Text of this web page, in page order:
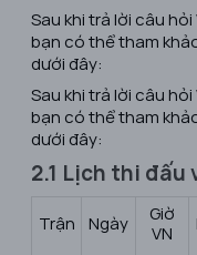
Sau khi trả lời câu
bạn có thể tham
dưới đây:
Sau khi trả lời câu
bạn có thể tham
dưới đây:
2.1 Lịch thi đấu
Trận Ngày
Giờ
VN